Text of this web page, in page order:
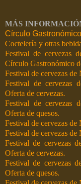
MÁS
Círculo
Coctelería y otras
Festival de cervezas
Círculo Gastronómico
Festival de cervezas
Festival de cervezas
Oferta de cervezas.
Festival de cervezas
Oferta de quesos.
Festival de cervezas
Festival de cervezas
Festival de cervezas
Oferta de cervezas.
Festival de cervezas
Oferta de quesos.